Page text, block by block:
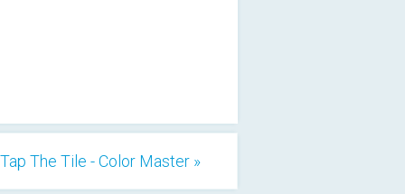
Tap The Tile - Color Master »